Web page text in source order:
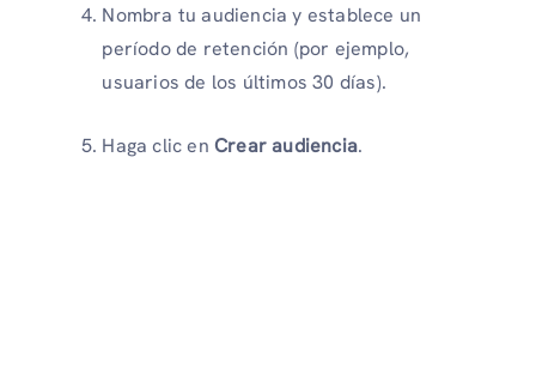
Nombra tu audiencia y establece un
período de retención (por ejemplo,
usuarios de los últimos 30 días).
Haga clic en Crear audiencia.